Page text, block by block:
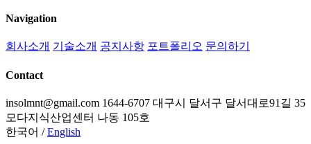
Navigation
회사소개 기술소개 공지사항 포트폴리오 문의하기
Contact
insolmnt@gmail.com 1644-6707 대구시 달서구 달서대로91길 35
모다지식산업센터 나동 105호
한국어 / English